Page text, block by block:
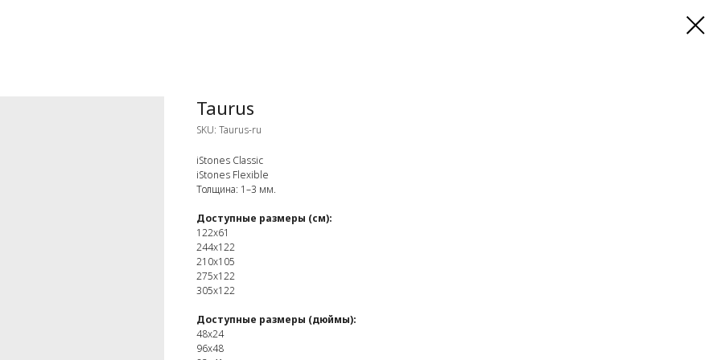
Taurus
SKU: Taurus-ru
iStones Classic
iStones Flexible
Толщина: 1–3 мм.
Доступные размеры (см):
122x61
244x122
210x105
275x122
305x122
Доступные размеры (дюймы):
48x24
96x48